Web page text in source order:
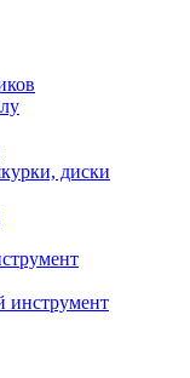
диски
инструмент